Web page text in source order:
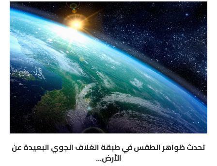
تحدث ظواهر الطقس في طبقة الغلاف الجوي البعيدة عن
الأرض...